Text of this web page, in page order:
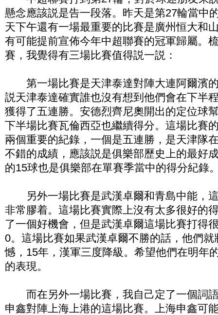
懸念應該説是告一段落。昨天是第27輪當中
天下午還有一場最重要的比賽是廣州恒大和
有可能提前宣佈今年中超聯賽的冠軍歸屬。
賽，我覺得有三場比賽值得説一説：
第一場比賽是天津泰達對陣大連阿爾濱
説天津泰達確實誰也沒有想到他們會在下半
獲得了五連勝。安德烈齊尼奧開出的定位球
下半場比賽瓦倫西亞也繼續得分。這場比賽
兩個重要的紀錄，一個是五連勝，是天津隊
不錯的成績，應該説是俱樂部歷史上的最好
的15球也是俱樂部在單賽季當中的得分紀錄
另外一場比賽是武漢卓爾和青島中能，
非常膠着。這場比賽實際上沒有太多很好的
了一個好機會，但是武漢卓爾這場比賽打得
0。這場比賽如果武漢卓爾不勝的話，他們
憾，15年，漢軍三度降級。希望他們在明年
的表現。
而在另外一場比賽，我自己定了一個詞語
申鑫對陣上海上港的這場比賽。上海申鑫可